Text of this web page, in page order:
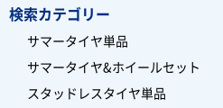
検索カテゴリー
サマータイヤ単品
サマータイヤ&ホイールセット
スタッドレスタイヤ単品